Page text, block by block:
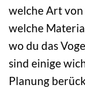
welche Art von
welche
wo du das
sind einige
Planung